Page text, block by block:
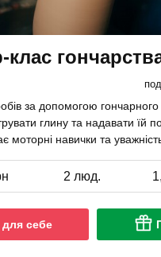
клас
за допомогою гончарного
глину та надавати їй
моторні навички та
2 люд.
для себе